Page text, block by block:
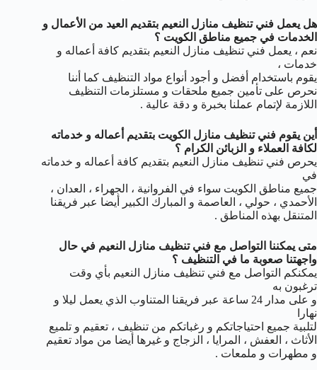
هل يعمل فني تنظيف منازل النعيم بتقديم العيد من الأعمال و
الخدمات في جميع مناطق الكويت ؟
نعم ، يعمل فني تنظيف منازل النعيم بتقديم كافة أعماله و
خدمات ،
يقوم باستخدام أفضل و أجود أنواع مواد التنظيف كما أننا
نحرص على تأمين جميع ملحقات و مستلزمات التنظيف
اللازمة لإتمام عملنا بخبرة و دقة عالية .
أين يقوم فني تنظيف منازل الكويت بتقديم أعماله و خدماته
لكافة العملاء و الزبائن الكرام ؟
يحرص فني تنظيف منازل النعيم بتقديم كافة أعماله و خدماته
في
جميع مناطق الكويت سواء في الفروانية ، الجهراء ، العدان ،
الأحمدي ، حولي ، العاصمة و المبارك الكبير أيضا عبر فريقنا
المتنقل بهذه المناطق .
متى يمكننا التواصل مع فني تنظيف منازل النعيم في حال
واجهتنا صعوبة ما في التنظيف ؟
يمكنكم التواصل مع فني تنظيف منازل النعيم بأي وقت
ترغبون به
و على مدار 24 ساعة عبر فريقنا المتناوب الذي يعمل ليلا و
نهارا
لتلبية جميع احتياجاتكم و رغباتكم من تنظيف ، تعقيم و تلميع
الأثاث ، العفش ، المرايا ، الزجاج و غيرها أيضا من مواد تعقيم
و مطهرات و ملمعات .